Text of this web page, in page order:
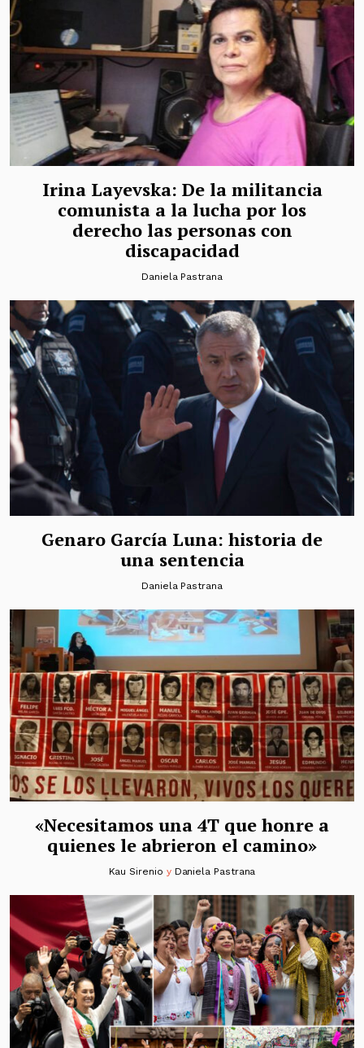
Irina Layevska: De la militancia
comunista a la lucha por los
derecho las personas con
discapacidad
Daniela Pastrana
Genaro García Luna: historia de
una sentencia
Daniela Pastrana
«Necesitamos una 4T que honre a
quienes le abrieron el camino»
Kau Sirenio y Daniela Pastrana